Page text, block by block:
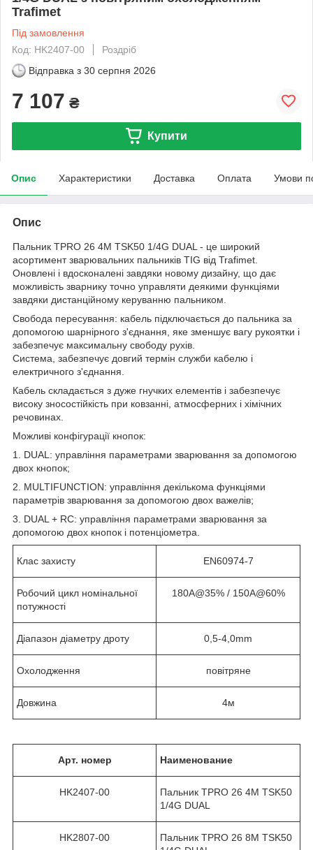
Trafimet
Під замовлення
Код: HK2407-00
Роздріб
Відправка з 30 серпня 2026
7 107 ₴
Купити
Опис Характеристики Доставка Оплата Умови
Опис
Пальник TPRO 26 4M TSK50 1/4G DUAL - це широкий
асортимент зварювальних пальників TIG від Trafimet.
Оновлені і вдосконалені завдяки новому дизайну, що дає
можливість зварнику точно управляти деякими функціями
завдяки дистанційному керуванню пальником.
Свобода пересування: кабель підключається до пальника за
допомогою шарнірного з'єднання, яке зменшує вагу рукоятки і
забезпечує максимальну свободу рухів.
Система, забезпечує довгий термін служби кабелю і
електричного з'єднання.
Кабель складається з дуже гнучких елементів і забезпечує
високу зносостійкість при ковзанні, атмосферних і хімічних
речовинах.
Можливі конфігурації кнопок:
1. DUAL: управління параметрами зварювання за допомогою
двох кнопок;
2. MULTIFUNCTION: управління декількома функціями
параметрів зварювання за допомогою двох важелів;
3. DUAL + RC: управління параметрами зварювання за
допомогою двох кнопок і потенціометра.
Клас захисту EN60974-7
Робочий цикл номінальної
потужності
180А@35% / 150A@60%
Діапазон діаметру дроту 0,5-4,0mm
Охолодження повітряне
Довжина 4м
Арт. номер Наименование
HK2407-00
Пальник TPRO 26 4M TSK50
1/4G DUAL
HK2807-00
Пальник TPRO 26 8M TSK50